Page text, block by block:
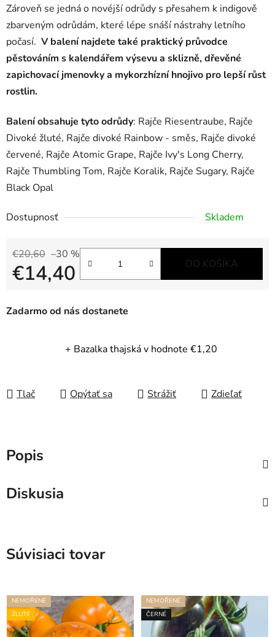
Zároveň se jedná o novéjší odrůdy s přesahem k indigově
zbarveným odrůdám, které lépe snáší nástrahy letního
počasí. V balení najdete také praktický průvodce
pěstováním s kalendářem výsevu a sklizně, dřevěné
zapichovací jmenovky a mykorzhízní hnojivo pro lepší růst
rostlin.
Balení obsahuje tyto odrůdy: Rajče Riesentraube, Rajče
Divoké žluté, Rajče divoké Rainbow - směs, Rajče divoké
červené, Rajče Atomic Grape, Rajče Ivy's Long Cherry,
Rajče Thumbling Tom, Rajče Koralik, Rajče Sugary, Rajče
Black Opal
Dostupnosť Skladem
€20,60 –30 %
€14,40 DO KOŠÍKA
Zadarmo od nás dostanete
+ Bazalka thajskáv hodnote €1,20
Tlač Opýtať sa Strážiť Zdieľať
Popis
Diskusia
Súvisiaci tovar
NEMOŘENÉ
ŽLUTÉ
NEMOŘENÉ
ČERNÉ